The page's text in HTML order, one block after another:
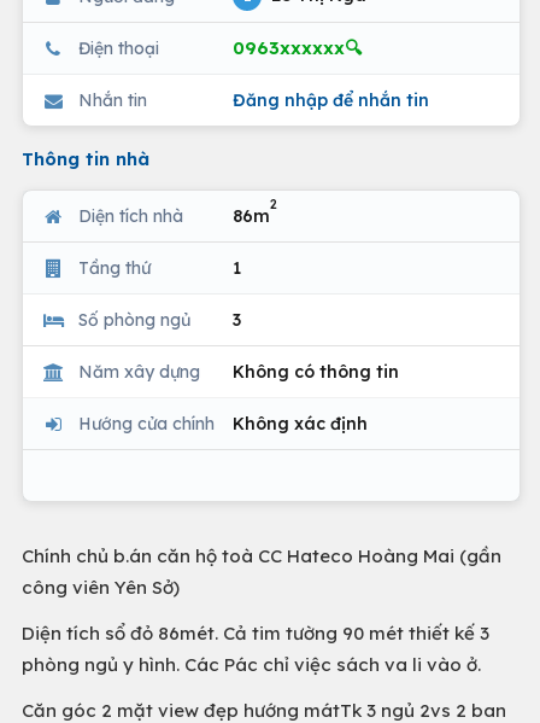
Điện thoại 0963xxxxxx🔍
Nhắn tin Đăng nhập để nhắn tin
Thông tin nhà
Diện tích nhà 86m
2
Tầng thứ 1
Số phòng ngủ 3
Năm xây dựng Không có thông tin
Hướng cửa chính Không xác định
Chính chủ b.án căn hộ toà CC Hateco Hoàng Mai (gần
công viên Yên Sở)
Diện tích sổ đỏ 86mét. Cả tim tường 90 mét thiết kế 3
phòng ngủ y hình. Các Pác chỉ việc sách va li vào ở.
Căn góc 2 mặt view đẹp hướng mátTk 3 ngủ 2vs 2 ban